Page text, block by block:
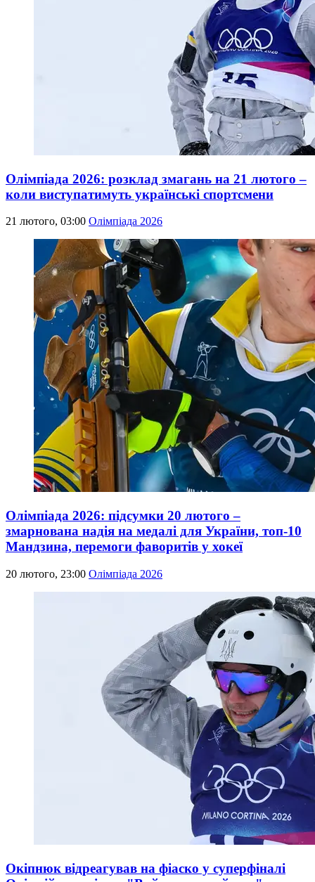
Олімпіада 2026: розклад змагань на 21 лютого –
коли виступатимуть українські спортсмени
21 лютого, 03:00 Олімпіада 2026
Олімпіада 2026: підсумки 20 лютого –
змарнована надія на медалі для України, топ-10
Мандзина, перемоги фаворитів у хокеї
20 лютого, 23:00 Олімпіада 2026
Окіпнюк відреагував на фіаско у суперфіналі